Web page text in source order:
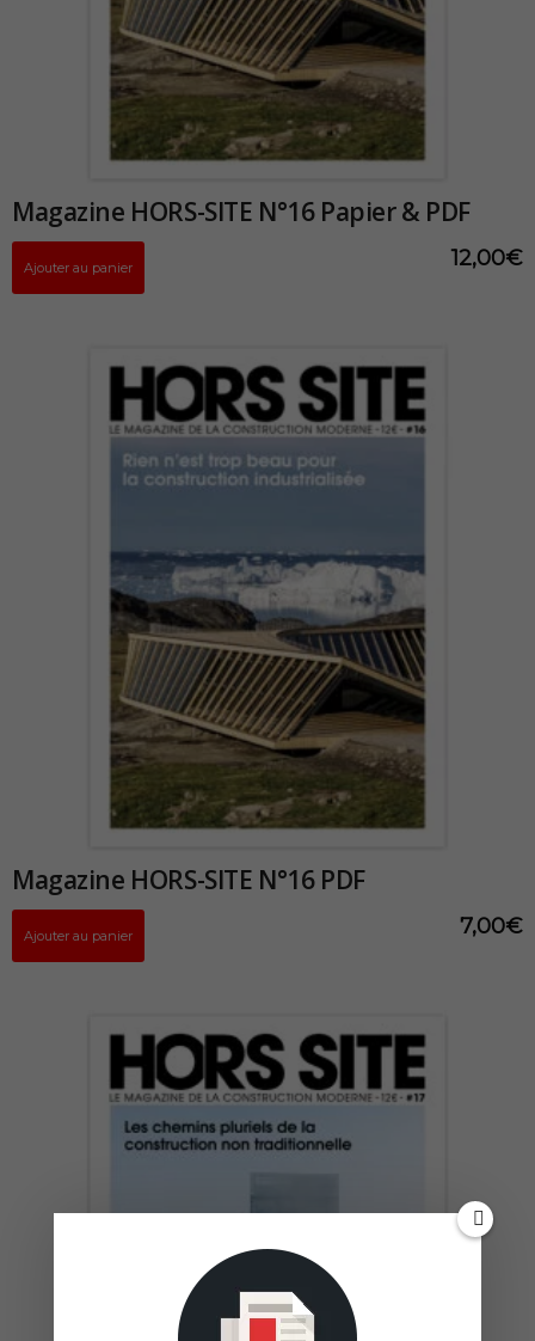
Magazine HORS-SITE N°16 Papier & PDF
12,00€
Ajouter au panier
Magazine HORS-SITE N°16 PDF
7,00€
Ajouter au panier